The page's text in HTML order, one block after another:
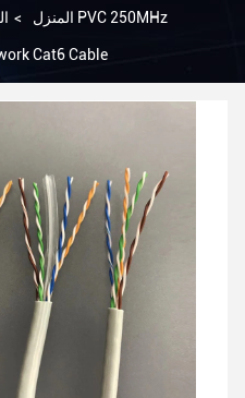
المنزل >
Cat6 Cable